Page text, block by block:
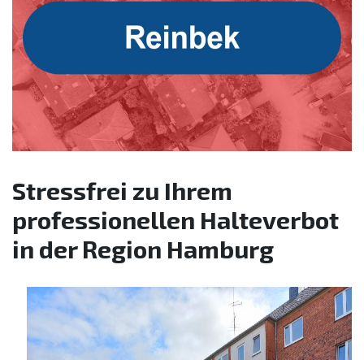
Stressfrei zu Ihrem
professionellen Halteverbot
in der Region Hamburg